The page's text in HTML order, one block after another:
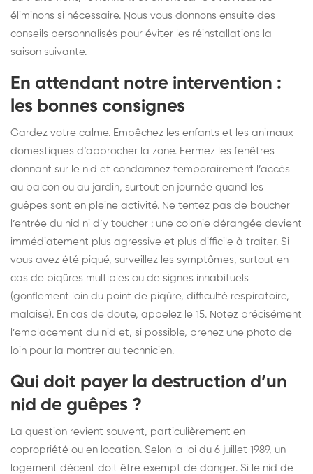
éliminons si nécessaire. Nous vous donnons ensuite des
conseils personnalisés pour éviter les réinstallations la
saison suivante.
En attendant notre intervention :
les bonnes consignes
Gardez votre calme. Empêchez les enfants et les animaux
domestiques d’approcher la zone. Fermez les fenêtres
donnant sur le nid et condamnez temporairement l’accès
au balcon ou au jardin, surtout en journée quand les
guêpes sont en pleine activité. Ne tentez pas de boucher
l’entrée du nid ni d’y toucher : une colonie dérangée devient
immédiatement plus agressive et plus difficile à traiter. Si
vous avez été piqué, surveillez les symptômes, surtout en
cas de piqûres multiples ou de signes inhabituels
(gonflement loin du point de piqûre, difficulté respiratoire,
malaise). En cas de doute, appelez le 15. Notez précisément
l’emplacement du nid et, si possible, prenez une photo de
loin pour la montrer au technicien.
Qui doit payer la destruction d’un
nid de guêpes ?
La question revient souvent, particulièrement en
copropriété ou en location. Selon la loi du 6 juillet 1989, un
logement décent doit être exempt de danger. Si le nid de